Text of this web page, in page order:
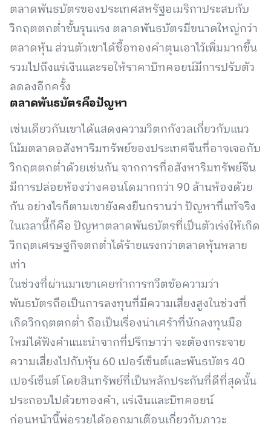
ตลาดพันธบัตรของประเทศสหรัฐอเมริกาประสบกับ
วิกฤตตกต่ำขั้นรุนแรง ตลาดพันธบัตรมีขนาดใหญ่กว่า
ตลาดหุ้น ส่วนตัวเขาได้ซื้อทองคำตุนเอาไว้เพิ่มมากขึ้น
รวมไปถึงแร่เงินและรอให้ราคาบิทคอยน์มีการปรับตัว
ลดลงอีกครั้ง
ตลาดพันธบัตรคือปัญหา
เช่นเดียวกันเขาได้แสดงความวิตกกังวลเกี่ยวกับแนว
โน้มตลาดอสังหาริมทรัพย์ของประเทศจีนที่อาจเจอกับ
วิกฤตตกต่ำด้วยเช่นกัน จากการที่อสังหาริมทรัพย์จีน
มีการปล่อยห้องว่างคอนโดมากกว่า 90 ล้านห้องด้วย
กัน อย่างไรก็ตามเขายังคงยืนกรานว่า ปัญหาที่แท้จริง
ในเวลานี้ก็คือ ปัญหาตลาดพันธบัตรที่เป็นตัวเร่งให้เกิด
วิกฤตเศรษฐกิจตกต่ำได้ร้ายแรงกว่าตลาดหุ้นหลาย
เท่า
ในช่วงที่ผ่านมาเขาเคยทำการทวีตข้อความว่า
พันธบัตรถือเป็นการลงทุนที่มีความเสี่ยงสูงในช่วงที่
เกิดวิกฤตตกต่ำ ถือเป็นเรื่องน่าเศร้าที่นักลงทุนมือ
ใหม่ได้ฟังคำแนะนำจากที่ปรึกษาว่า จะต้องกระจาย
ความเสี่ยงไปกับหุ้น 60 เปอร์เซ็นต์และพันธบัตร 40
เปอร์เซ็นต์ โดยสินทรัพย์ที่เป็นหลักประกันที่ดีที่สุดนั้น
ประกอบไปด้วยทองคำ, แร่เงินและบิทคอยน์
ก่อนหน้านี้พ่อรวยได้ออกมาเตือนเกี่ยวกับภาวะ